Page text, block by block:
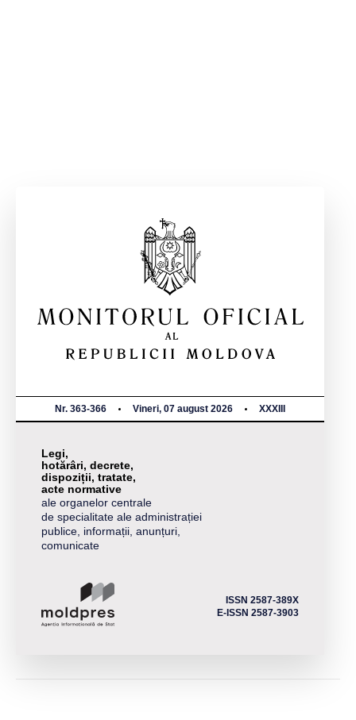
Nr. 363-366 Vineri, 07 august 2026 XXXIII
Legi,
hotărâri, decrete,
dispoziții, tratate,
acte normative
ale organelor centrale
de specialitate ale administrației
publice, informații, anunțuri,
comunicate
ISSN 2587-389X
E-ISSN 2587-3903